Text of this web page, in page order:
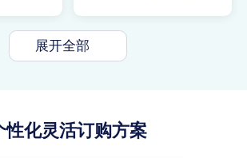
展开全部
性化灵活订购方案